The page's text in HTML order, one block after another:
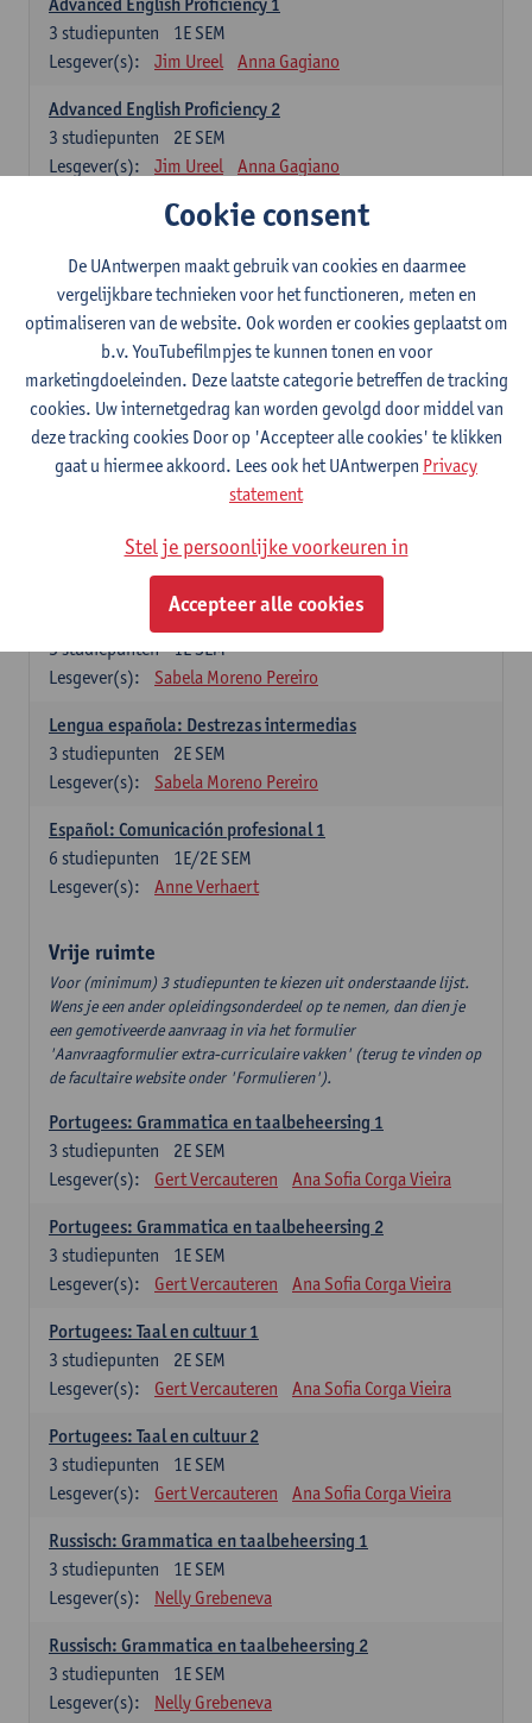
1E SEM
3 studiepunten
Lesgever(s):
Jim Ureel Anna Gagiano
Advanced English Proficiency 2
2E SEM
3 studiepunten
Lesgever(s):
Jim Ureel Anna Gagiano
Communication in English 1: Analysing Texts in Context
Lesgever(s):
Nina Reviers
Anna Gagiano
Donata Lisaite
Spaans: verplichte opleidingsonderdelen
Gramática española 1
1E SEM
3studiepunten
Lesgever(s):
Anne Verhaert
2E SEM
studiepunten
Anne Verhaert
Lengua española: Destrezas básicas
1E SEM
3studiepunten
Lesgever(s):
Sabela Moreno Pereiro
Lengua española: Destrezas intermedias
2E SEM
3 studiepunten
Lesgever(s):
Sabela Moreno Pereiro
Español: Comunicación profesional 1
1E/2E SEM
6 studiepunten
Lesgever(s):
Anne Verhaert
Vrije ruimte
Voor (minimum) 3 studiepunten te kiezen uit onderstaande lijst.
Wens je een ander opleidingsonderdeel op te nemen, dan dien je
een gemotiveerde aanvraag in via het formulier
'Aanvraagformulier extra-curriculaire vakken' (terug te vinden op
de facultaire website onder 'Formulieren').
Portugees: Grammatica en taalbeheersing 1
2E SEM
3 studiepunten
Lesgever(s):
Gert Vercauteren Ana Sofia Corga Vieira
Portugees: Grammatica en taalbeheersing 2
1E SEM
3 studiepunten
Lesgever(s):
Gert Vercauteren Ana Sofia Corga Vieira
Portugees: Taal en cultuur 1
2E SEM
3 studiepunten
Lesgever(s):
Gert Vercauteren Ana Sofia Corga Vieira
Portugees: Taal en cultuur 2
1E SEM
3 studiepunten
Lesgever(s):
Gert Vercauteren Ana Sofia Corga Vieira
Russisch: Grammatica en taalbeheersing 1
1E SEM
3 studiepunten
Lesgever(s):
Nelly Grebeneva
Russisch: Grammatica en taalbeheersing 2
1E SEM
3 studiepunten
Lesgever(s):
Nelly Grebeneva
Cookie consent
De UAntwerpen maakt gebruik van cookies en daarmee
vergelijkbare technieken voor het functioneren, meten en
optimaliseren van de website. Ook worden er cookies geplaatst om
b.v. YouTubefilmpjes te kunnen tonen en voor
marketingdoeleinden. Deze laatste categorie betreffen de tracking
cookies. Uw internetgedrag kan worden gevolgd door middel van
deze tracking cookies Door op 'Accepteer alle cookies' te klikken
gaat u hiermee akkoord. Lees ook het UAntwerpen Privacy
statement
Stel je persoonlijke voorkeuren in
Accepteer alle cookies